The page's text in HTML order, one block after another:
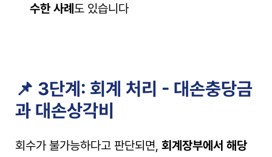
수한 사례 도 있습니다
📌 3단계: 회계 처리 - 대손충당금
과 대손상각비
회수가 불가능하다고 판단되면, 회계장부에서 해당